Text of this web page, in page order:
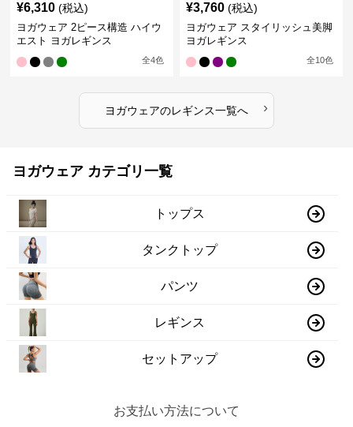
¥6,310 (税込)
ヨガウェア 2ピース構造 ハイウ
エスト ヨガレギンス
全4色
¥3,760 (税込)
ヨガウェア スタイリッシュ美脚
ヨガレギンス
全10色
ヨガウェアのレギンス一覧へ ›
ヨガウェア カテゴリ一覧
トップス
タンクトップ
パンツ
レギンス
セットアップ
お支払い方法について